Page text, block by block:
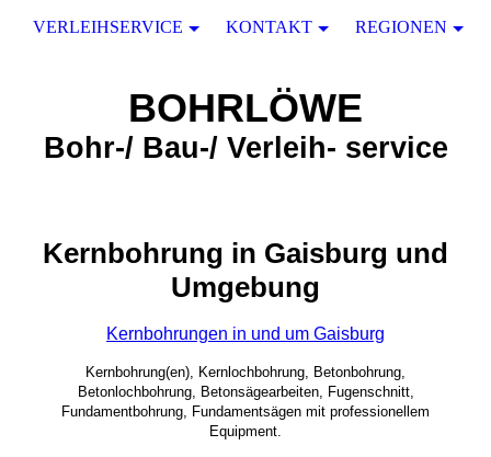
BOHRLÖWE
Bohr-/ Bau-/ Verleih- service
Kernbohrung in Gaisburg und
Umgebung
Kernbohrungen in und um Gaisburg
Kernbohrung(en), Kernlochbohrung, Betonbohrung,
Betonlochbohrung, Betonsägearbeiten, Fugenschnitt,
Fundamentbohrung, Fundamentsägen mit professionellem
Equipment.
VERLEIHSERVICE KONTAKT REGIONEN